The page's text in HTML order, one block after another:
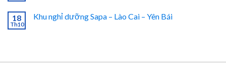
18
Th10
Khu nghỉ dưỡng Sapa – Lào Cai – Yên Bái